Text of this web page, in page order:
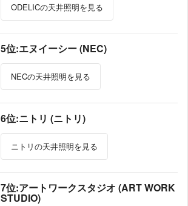
ODELICの天井照明を見る
5位:エヌイーシー (NEC)
NECの天井照明を見る
6位:ニトリ (ニトリ)
ニトリの天井照明を見る
7位:アートワークスタジオ (ART WORK
STUDIO)